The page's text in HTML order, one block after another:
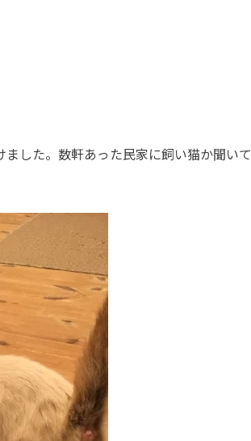
した。数軒あった民家に飼い猫か聞いて